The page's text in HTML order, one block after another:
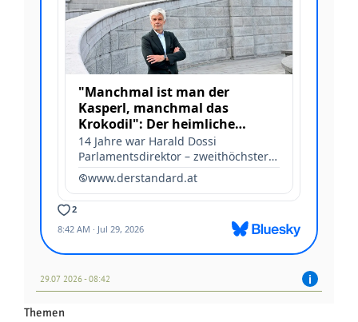
29.07 2026 - 08:42
Themen